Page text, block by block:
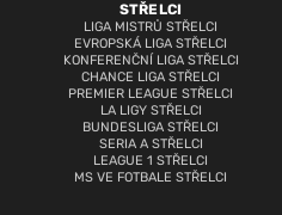
STŘELCI
LIGA MISTRŮ STŘELCI
EVROPSKÁ LIGA STŘELCI
KONFERENČNÍ LIGA STŘELCI
CHANCE LIGA STŘELCI
PREMIER LEAGUE STŘELCI
LA LIGY STŘELCI
BUNDESLIGA STŘELCI
SERIA A STŘELCI
LEAGUE 1 STŘELCI
MS VE FOTBALE STŘELCI